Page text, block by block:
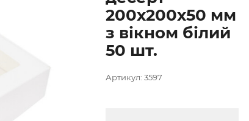
200х200х50 мм
з вікном білий
50 шт.
Артикул: 3597